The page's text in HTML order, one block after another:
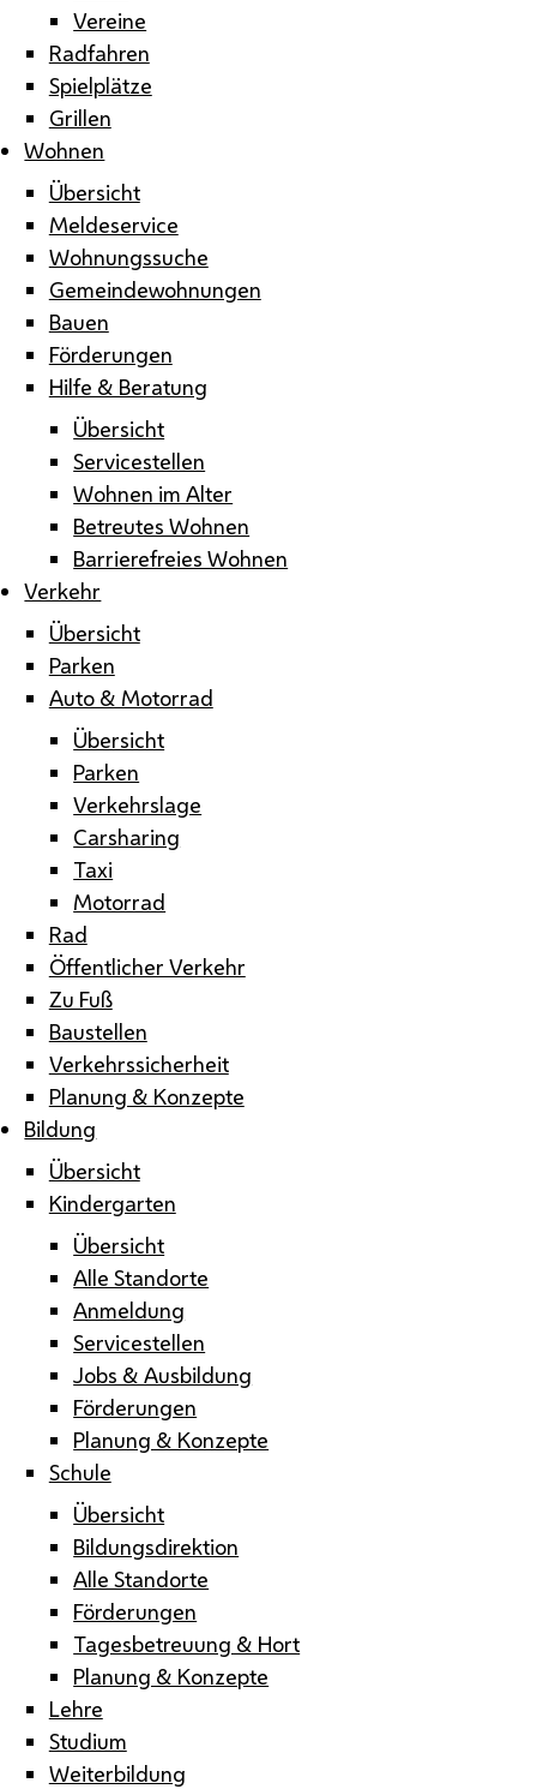
Vereine
Radfahren
Spielplätze
Grillen
Wohnen
Übersicht
Meldeservice
Wohnungssuche
Gemeindewohnungen
Bauen
Förderungen
Hilfe & Beratung
Übersicht
Servicestellen
Wohnen im Alter
Betreutes Wohnen
Barrierefreies Wohnen
Verkehr
Übersicht
Parken
Auto & Motorrad
Übersicht
Parken
Verkehrslage
Carsharing
Taxi
Motorrad
Rad
Öffentlicher Verkehr
Zu Fuß
Baustellen
Verkehrssicherheit
Planung & Konzepte
Bildung
Übersicht
Kindergarten
Übersicht
Alle Standorte
Anmeldung
Servicestellen
Jobs & Ausbildung
Förderungen
Planung & Konzepte
Schule
Übersicht
Bildungsdirektion
Alle Standorte
Förderungen
Tagesbetreuung & Hort
Planung & Konzepte
Lehre
Studium
Weiterbildung